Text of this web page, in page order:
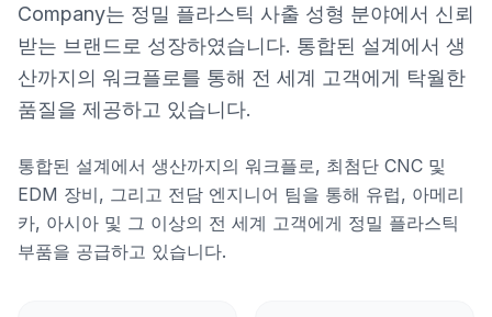
Company는 정밀 플라스틱 사출 성형 분야에서 신뢰
받는 브랜드로 성장하였습니다. 통합된 설계에서 생
산까지의 워크플로를 통해 전 세계 고객에게 탁월한
품질을 제공하고 있습니다.
통합된 설계에서 생산까지의 워크플로, 최첨단 CNC 및
EDM 장비, 그리고 전담 엔지니어 팀을 통해 유럽, 아메리
카, 아시아 및 그 이상의 전 세계 고객에게 정밀 플라스틱
부품을 공급하고 있습니다.